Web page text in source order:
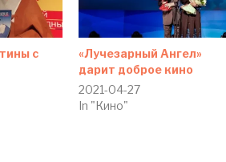
с
«Лучезарный Ангел»
дарит доброе кино
2021-04-27
In "Кино"